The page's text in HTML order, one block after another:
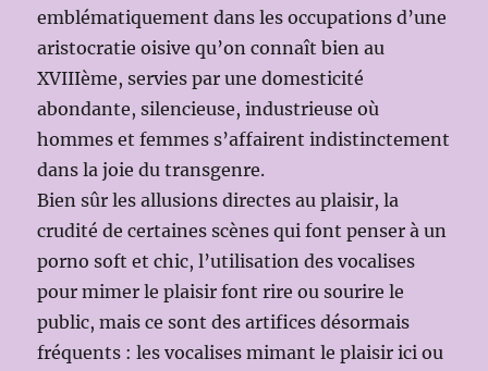
emblématiquement dans les occupations d’une
aristocratie oisive qu’on connaît bien au
XVIIIème, servies par une domesticité
abondante, silencieuse, industrieuse où
hommes et femmes s’affairent indistinctement
dans la joie du transgenre.
Bien sûr les allusions directes au plaisir, la
crudité de certaines scènes qui font penser à un
porno soft et chic, l’utilisation des vocalises
pour mimer le plaisir font rire ou sourire le
public, mais ce sont des artifices désormais
fréquents : les vocalises mimant le plaisir ici ou